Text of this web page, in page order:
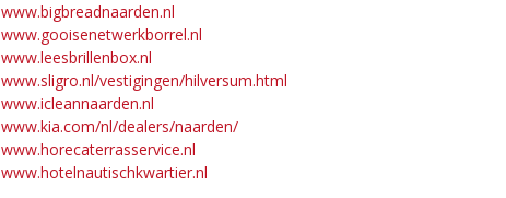
www.bigbreadnaarden.nl
www.gooisenetwerkborrel.nl
www.leesbrillenbox.nl
www.sligro.nl/vestigingen/hilversum.html
www.icleannaarden.nl
www.kia.com/nl/dealers/naarden/
www.horecaterrasservice.nl
www.hotelnautischkwartier.nl